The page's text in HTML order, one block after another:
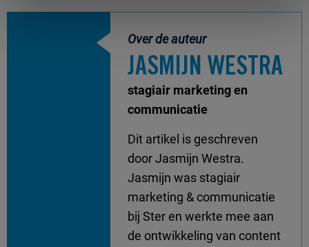
Over de auteur
JASMIJN WESTRA
stagiair marketing en
communicatie
Dit artikel is geschreven
door Jasmijn Westra.
Jasmijn was stagiair
marketing & communicatie
bij Ster en werkte mee aan
de ontwikkeling van content